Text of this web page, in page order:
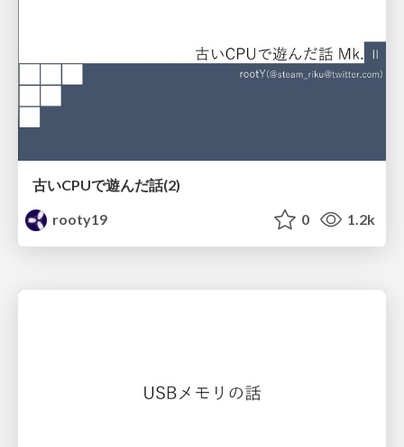
古いCPUで遊んだ話(2)
rooty19
0 1.2k